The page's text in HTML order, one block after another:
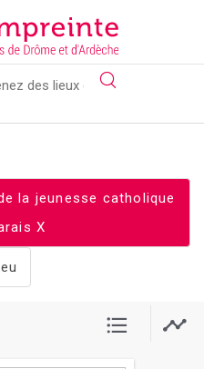
=> Almanach de la
=> exstheme )
the default styling
la jeunesse catholique
X